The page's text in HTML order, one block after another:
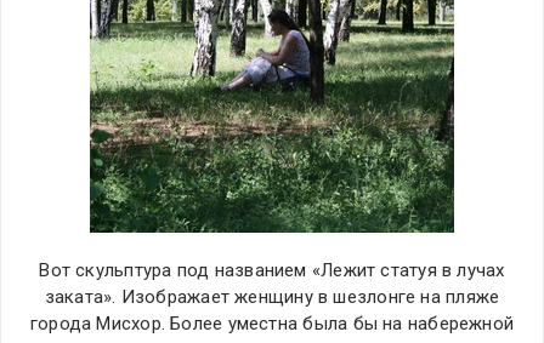
Вот скульптура под названием «Лежит статуя в лучах
заката». Изображает женщину в шезлонге на пляже
города Мисхор. Более уместна была бы на набережной